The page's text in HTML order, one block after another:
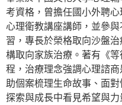
考資格，曾擔任國小外聘
心理衛教講座講師，並參
習，專長於榮格取向沙盤
構取向家族治療。著有《
程，治療理念強調心理諮
助個案梳理生命故事、面
探索與成長中看見希望與力